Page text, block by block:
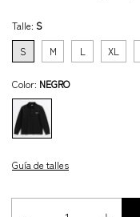
Talle: S
S
M L XL
Color: NEGRO
Guía de talles